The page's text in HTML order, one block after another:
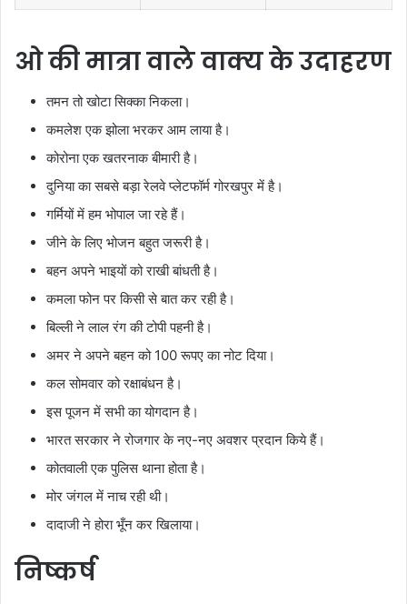
ओ की मात्रा वाले वाक्य के उदाहरण
तमन तो खोटा सिक्का निकला।
कमलेश एक झोला भरकर आम लाया है।
कोरोना एक खतरनाक बीमारी है।
दुनिया का सबसे बड़ा रेलवे प्लेटफॉर्म गोरखपुर में है।
गर्मियों में हम भोपाल जा रहे हैं।
जीने के लिए भोजन बहुत जरूरी है।
बहन अपने भाइयों को राखी बांधती है।
कमला फोन पर किसी से बात कर रही है।
बिल्ली ने लाल रंग की टोपी पहनी है।
अमर ने अपने बहन को 100 रूपए का नोट दिया।
कल सोमवार को रक्षाबंधन है।
इस पूजन में सभी का योगदान है।
भारत सरकार ने रोजगार के नए-नए अवशर प्रदान किये हैं।
कोतवाली एक पुलिस थाना होता है।
मोर जंगल में नाच रही थी।
दादाजी ने होरा भूँन कर खिलाया।
निष्कर्ष